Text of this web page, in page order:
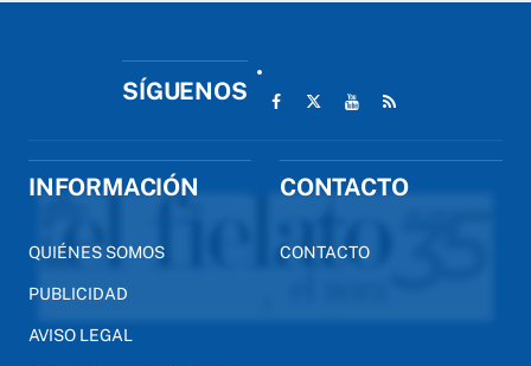
SÍGUENOS
INFORMACIÓN
QUIÉNES SOMOS
PUBLICIDAD
AVISO LEGAL
CONTACTO
CONTACTO